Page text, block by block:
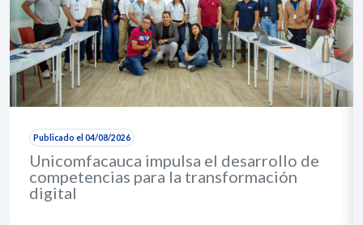
Publicado el 04/08/2026
Unicomfacauca impulsa el desarrollo de
competencias para la transformación
digital